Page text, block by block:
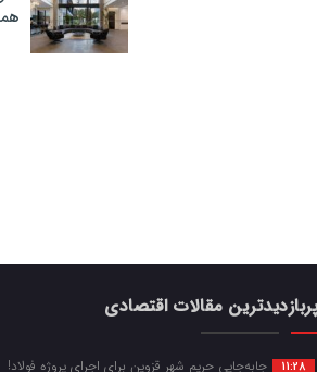
پربازدیدترین مقالات اقتصادی
11:28 جابه‌جایی حریم شهر قزوین برای اجرای پروژه فولاد!